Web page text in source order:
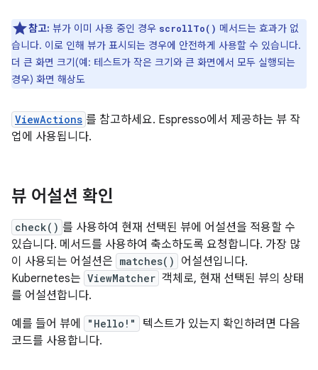
참고: 뷰가 이미 사용 중인 경우 scrollTo() 메서드는 효과가 없
습니다. 이로 인해 뷰가 표시되는 경우에 안전하게 사용할 수 있습니다.
더 큰 화면 크기(예: 테스트가 작은 크기와 큰 화면에서 모두 실행되는
경우) 화면 해상도
ViewActions 를 참고하세요. Espresso에서 제공하는 뷰 작
업에 사용됩니다.
뷰 어설션 확인
check() 를 사용하여 현재 선택된 뷰에 어설션을 적용할 수
있습니다. 메서드를 사용하여 축소하도록 요청합니다. 가장 많
이 사용되는 어설션은 matches()
어설션입니다.
Kubernetes는 ViewMatcher 객체로, 현재 선택된 뷰의 상태
를 어설션합니다.
예를 들어 뷰에
"Hello!"
텍스트가 있는지 확인하려면 다음
코드를 사용합니다.